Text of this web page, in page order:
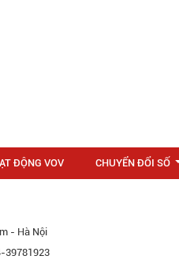
ĐỘNG VOV CHUYỂN ĐỔI SỐ
- Hà Nội
39781923